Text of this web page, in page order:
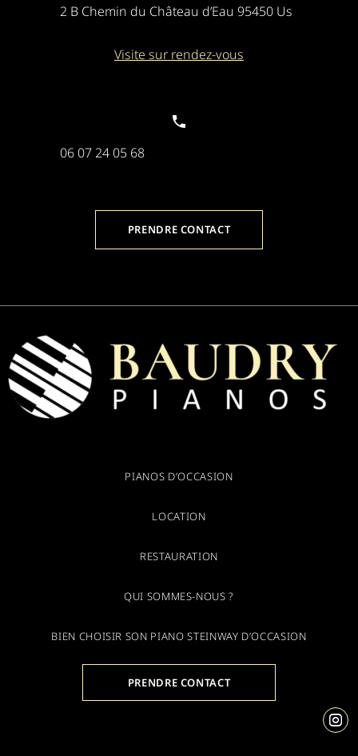
2 B Chemin du Château d’Eau 95450 Us
Visite sur rendez-vous
06 07 24 05 68
PRENDRE CONTACT
PIANOS D’OCCASION
LOCATION
RESTAURATION
QUI SOMMES-NOUS ?
BIEN CHOISIR SON PIANO STEINWAY D’OCCASION
PRENDRE CONTACT